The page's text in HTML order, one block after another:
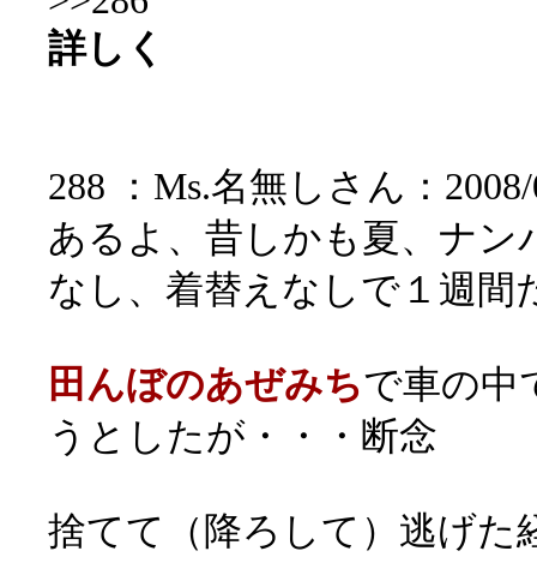
詳しく
288 ：Ms.名無しさん：
あるよ、昔しかも夏、ナ
なし、着替えなしで１週間
田んぼのあぜみちで車の中
うとしたが・・・断念
捨てて（降ろして）逃げた